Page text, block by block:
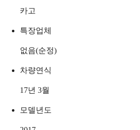
카고
특장업체
없음(순정)
차량연식
17년 3월
모델년도